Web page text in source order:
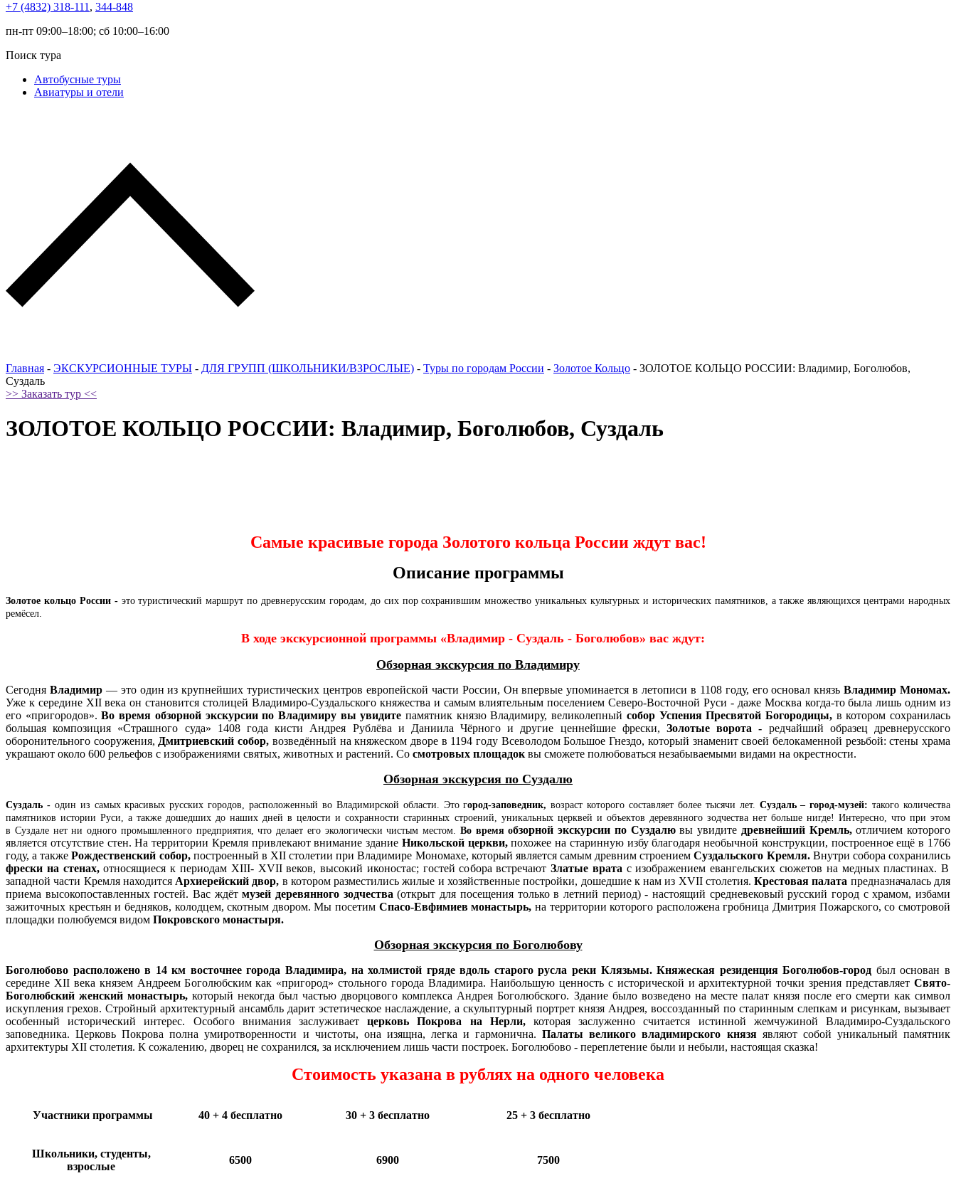
+7 (4832) 318-111 , 344-848
пн-пт 09:00–18:00; сб 10:00–16:00
Поиск тура
Автобусные туры
Авиатуры и отели
Главная - ЭКСКУРСИОННЫЕ ТУРЫ - ДЛЯ ГРУПП (ШКОЛЬНИКИ/ВЗРОСЛЫЕ) - Туры по городам России - Золотое Кольцо - ЗОЛОТОЕ КОЛЬЦО РОССИИ: Владимир, Боголюбов,
Суздаль
>> Заказать тур <<
ЗОЛОТОЕ КОЛЬЦО РОССИИ: Владимир, Боголюбов, Суздаль
Самые красивые города Золотого кольца России ждут вас!
Описание программы
Золотое кольцо России - это туристический маршрут по древнерусским городам, до сих пор сохранившим множество уникальных культурных и исторических памятников, а также являющихся центрами народных
ремёсел.
В ходе экскурсионной программы «Владимир - Суздаль - Боголюбов» вас ждут:
Обзорная экскурсия по Владимиру
Сегодня Владимир— это один из крупнейших туристических центров европейской части России, Онвпервые упоминается в летописи в 1108 году, его основал князьВладимир Мономах.
Уже к середине XII века он становится столицей Владимиро-Суздальского княжества и самым влиятельным поселением Северо-Восточной Руси - даже Москва когда-то была лишь одним из
его «пригородов». Во время обзорной экскурсии по Владимиру вы увидите памятник князю Владимиру, великолепный собор Успения Пресвятой Богородицы,в которомсохранилась
большая композиция «Страшного суда» 1408 года кисти Андрея Рублёва и Даниила Чёрного и другие ценнейшие фрески,Золотые ворота - редчайший образец древнерусского
оборонительного сооружения, Дмитриевский собор, возведённый на княжеском дворе в 1194 году Всеволодом Большое Гнездо, который знаменит своей белокаменной резьбой: стены храма
украшают около 600 рельефов с изображениями святых, животных и растений. Со смотровых площадок вы сможете полюбоваться незабываемыми видами на окрестности.
Обзорная экскурсия по Суздалю
Суздаль - один из самых красивых русских городов, расположенный во Владимирской области. Это город-заповедник, возраст которого составляет более тысячи лет. Суздаль – город-музей:такого количества
памятников истории Руси, а также дошедших до наших дней в целости и сохранности старинных строений, уникальных церквей и объектов деревянного зодчества нет больше нигде! Интересно, что при этом
в Суздале нет ни одного промышленного предприятия, что делает его экологически чистым местом. Во время обзорной экскурсии по Суздалювы увидите древнейший Кремль, отличием которого
является отсутствие стен. На территории Кремля привлекают внимание здание Никольской церкви,похожее на старинную избу благодаря необычной конструкции, построенное ещё в 1766
году, а такжеРождественский собор, построенный в XII столетии при Владимире Мономахе, который является самым древним строениемСуздальского Кремля. Внутри собора сохранились
фрески на стенах,относящиеся к периодам XIII- XVII веков, высокий иконостас; гостей собора встречают Златые врата с изображением евангельских сюжетов на медных пластинах. В
западной части Кремля находитсяАрхиерейский двор, в котором разместились жилые и хозяйственные постройки, дошедшие к нам из XVII столетия.Крестовая палата предназначалась для
приема высокопоставленных гостей. Вас ждётмузей деревянного зодчества (открыт для посещения только в летний период) - настоящий средневековый русский город с храмом, избами
зажиточных крестьян и бедняков, колодцем, скотным двором. Мы посетим Спасо-Евфимиев монастырь, на территории которого расположена гробница Дмитрия Пожарского,со смотровой
площадки полюбуемся видом Покровского монастыря.
Обзорная экскурсия по Боголюбову
Боголюбово расположено в 14 км восточнее города Владимира, на холмистой гряде вдоль старого русла реки Клязьмы. Княжеская резиденция Боголюбов-город был основан в
середине XII века князем Андреем Боголюбским как «пригород» стольного города Владимира. Наибольшую ценность с исторической и архитектурной точки зрения представляетСвято-
Боголюбский женский монастырь, который некогда был частью дворцового комплекса Андрея Боголюбского. Здание было возведено на месте палат князя после его смерти как символ
искупления грехов. Стройный архитектурный ансамбль дарит эстетическое наслаждение, а скульптурный портрет князя Андрея, воссозданный по старинным слепкам и рисункам, вызывает
особенный исторический интерес. Особого внимания заслуживаетцерковь Покрова на Нерли,которая заслуженно считается истинной жемчужиной Владимиро-Суздальского
заповедника.Церковь Покрова полна умиротворенности и чистоты, она изящна, легка и гармонична.Палаты великого владимирского князяявляют собой уникальный памятник
архитектуры ХII столетия. К сожалению, дворец не сохранился, за исключением лишь части построек. Боголюбово - переплетение были и небыли, настоящая сказка!
Стоимость указана в рублях на одного человека
Участники программы 40 + 4 бесплатно 30 + 3 бесплатно 25 + 3 бесплатно
Школьники, студенты,
взрослые
6500 6900 7500